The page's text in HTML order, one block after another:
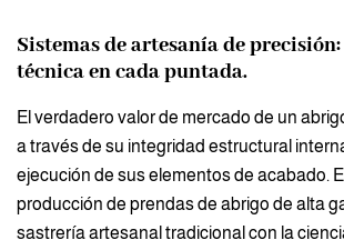
Sistemas de artesanía de
técnica en cada puntada.
El verdadero valor de mercado de un
a través de su integridad estructural
ejecución de sus elementos de acabado.
producción de prendas de abrigo de alta
sastrería artesanal tradicional con la